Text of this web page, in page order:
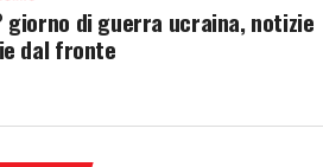
giorno di guerra ucraina, notizie
dal fronte